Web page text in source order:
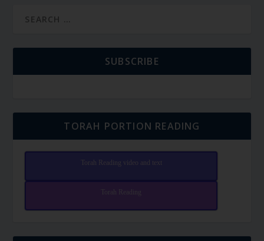
SUBSCRIBE
TORAH PORTION READING
Torah Reading video and text
Torah Reading